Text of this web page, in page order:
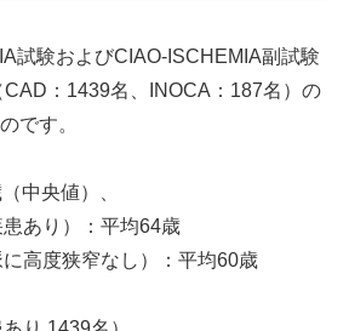
試験およびCIAO-ISCHEMIA副試験
：1439名、INOCA：187名）の
です。
中央値）、
患あり）：平均64歳
に高度狭窄なし）：平均60歳